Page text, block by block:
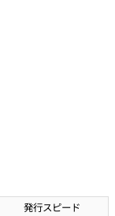
発行スピード